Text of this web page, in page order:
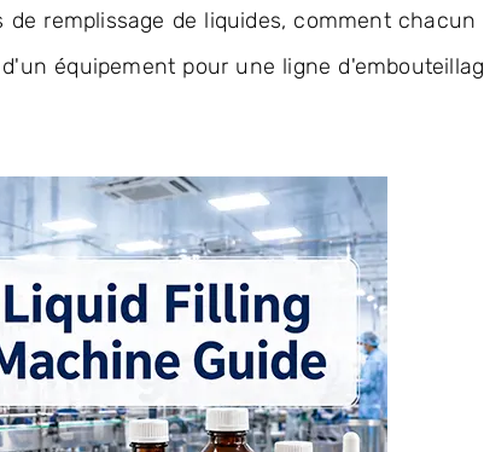
remplissage de liquides, comment chacun
équipement pour une ligne